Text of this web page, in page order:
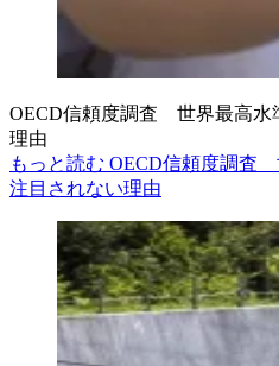
OECD信頼度調査 世界最高水
理由
もっと読む OECD信頼度調査
注目されない理由